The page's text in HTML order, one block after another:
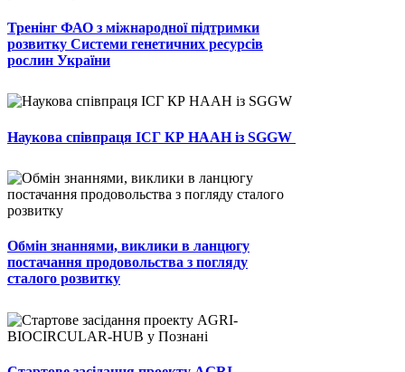
Тренінг ФАО з міжнародної підтримки
розвитку Системи генетичних ресурсів
рослин України
Наукова співпраця ІСГ КР НААН із SGGW
Обмін знаннями, виклики в ланцюгу
постачання продовольства з погляду
сталого розвитку